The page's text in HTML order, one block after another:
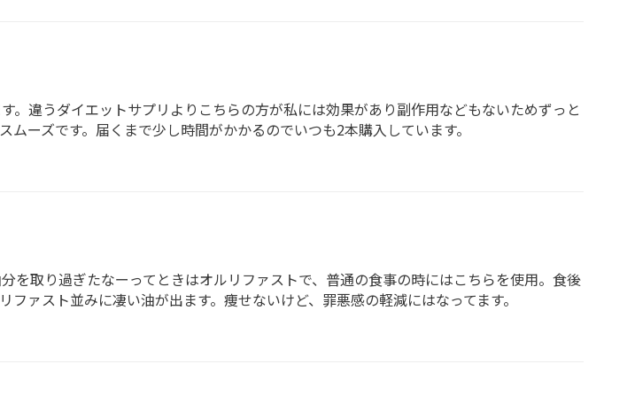
。違うダイエットサプリよりこちらの方が私には効果があり副作用などもないためずっと
ムーズです。届くまで少し時間がかかるのでいつも2本購入しています。
を取り過ぎたなーってときはオルリファストで、普通の食事の時にはこちらを使用。食後
ファスト並みに凄い油が出ます。痩せないけど、罪悪感の軽減にはなってます。